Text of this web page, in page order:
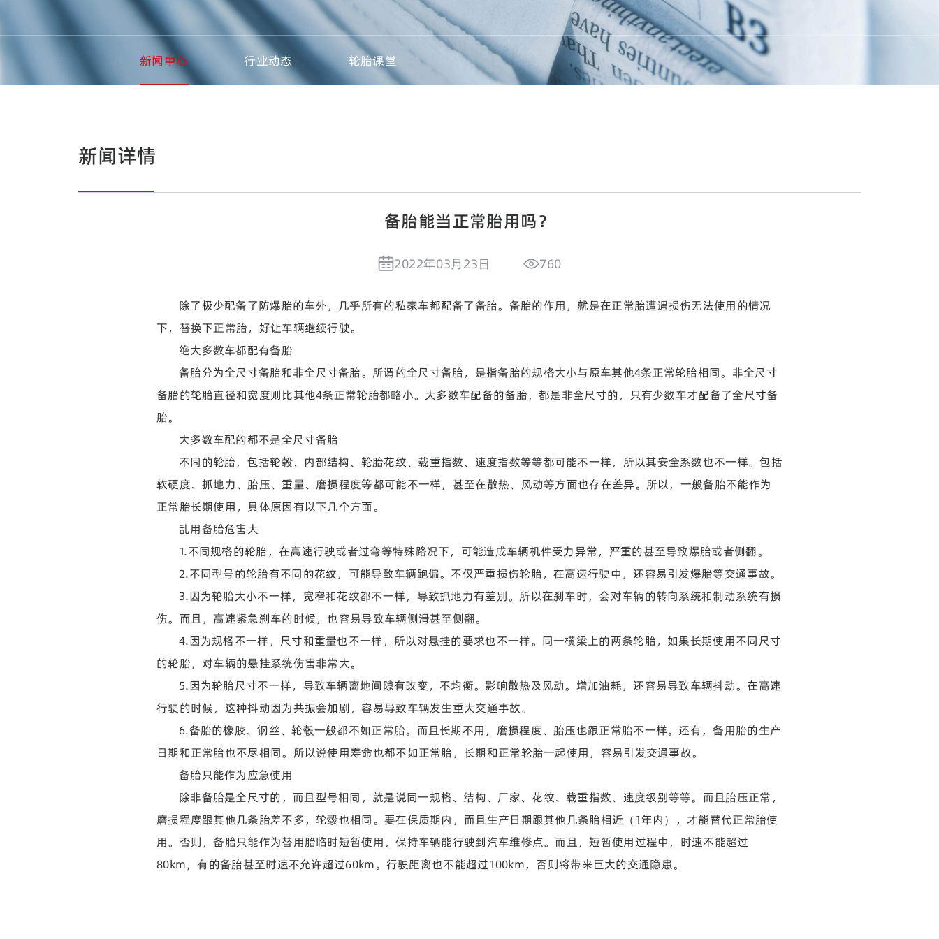
新闻中心 行业动态 轮胎课堂
新闻详情
备胎能当正常胎用吗？
2022年03月23日 760
除了极少配备了防爆胎的车外，几乎所有的私家车都配备了备胎。备胎的作用，就是在正常胎遭遇损伤无法使用的情况
下，替换下正常胎，好让车辆继续行驶。
绝大多数车都配有备胎
备胎分为全尺寸备胎和非全尺寸备胎。所谓的全尺寸备胎，是指备胎的规格大小与原车其他4条正常轮胎相同。非全尺寸
备胎的轮胎直径和宽度则比其他4条正常轮胎都略小。大多数车配备的备胎，都是非全尺寸的，只有少数车才配备了全尺寸备
胎。
大多数车配的都不是全尺寸备胎
不同的轮胎，包括轮毂、内部结构、轮胎花纹、载重指数、速度指数等等都可能不一样，所以其安全系数也不一样。包括
软硬度、抓地力、胎压、重量、磨损程度等都可能不一样，甚至在散热、风动等方面也存在差异。所以，一般备胎不能作为
正常胎长期使用，具体原因有以下几个方面。
乱用备胎危害大
1.不同规格的轮胎，在高速行驶或者过弯等特殊路况下，可能造成车辆机件受力异常，严重的甚至导致爆胎或者侧翻。
2.不同型号的轮胎有不同的花纹，可能导致车辆跑偏。不仅严重损伤轮胎，在高速行驶中，还容易引发爆胎等交通事故。
3.因为轮胎大小不一样，宽窄和花纹都不一样，导致抓地力有差别。所以在刹车时，会对车辆的转向系统和制动系统有损
伤。而且，高速紧急刹车的时候，也容易导致车辆侧滑甚至侧翻。
4.因为规格不一样，尺寸和重量也不一样，所以对悬挂的要求也不一样。同一横梁上的两条轮胎，如果长期使用不同尺寸
的轮胎，对车辆的悬挂系统伤害非常大。
5.因为轮胎尺寸不一样，导致车辆离地间隙有改变，不均衡。影响散热及风动。增加油耗，还容易导致车辆抖动。在高速
行驶的时候，这种抖动因为共振会加剧，容易导致车辆发生重大交通事故。
6.备胎的橡胶、钢丝、轮毂一般都不如正常胎。而且长期不用，磨损程度、胎压也跟正常胎不一样。还有，备用胎的生产
日期和正常胎也不尽相同。所以说使用寿命也都不如正常胎，长期和正常轮胎一起使用，容易引发交通事故。
备胎只能作为应急使用
除非备胎是全尺寸的，而且型号相同，就是说同一规格、结构、厂家、花纹、载重指数、速度级别等等。而且胎压正常，
磨损程度跟其他几条胎差不多，轮毂也相同。要在保质期内，而且生产日期跟其他几条胎相近（1年内），才能替代正常胎使
用。否则，备胎只能作为替用胎临时短暂使用，保持车辆能行驶到汽车维修点。而且，短暂使用过程中，时速不能超过
80km，有的备胎甚至时速不允许超过60km。行驶距离也不能超过100km，否则将带来巨大的交通隐患。